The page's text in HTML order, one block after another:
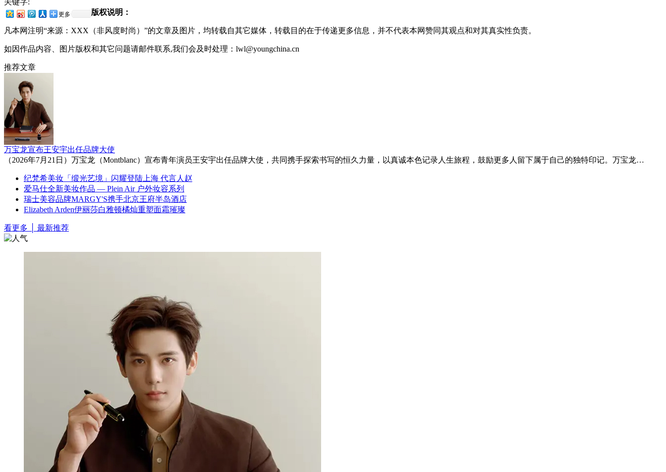
关键字:
更多 版权说明：
凡本网注明“来源：XXX（非风度时尚）”的文章及图片，均转载自其它媒体，转载目的在于传递更多信息，并不代表本网赞同其观点和对其真实性负责。
如因作品内容、图片版权和其它问题请邮件联系,我们会及时处理：lwl@youngchina.cn
推荐文章
万宝龙宣布王安宇出任品牌大使
（2026年7月21日）万宝龙（Montblanc）宣布青年演员王安宇出任品牌大使，共同携手探索书写的恒久力量，以真诚本色记录人生旅程，鼓励更多人留下属于自己的独特印记。万宝龙…
纪梵希美妆「缎光艺境」闪耀登陆上海 代言人赵
爱马仕全新美妆作品 — Plein Air 户外妆容系列
瑞士美容品牌MARGY'S携手北京王府半岛酒店
Elizabeth Arden伊丽莎白雅顿橘灿重塑面霜璀璨
看更多 │ 最新推荐